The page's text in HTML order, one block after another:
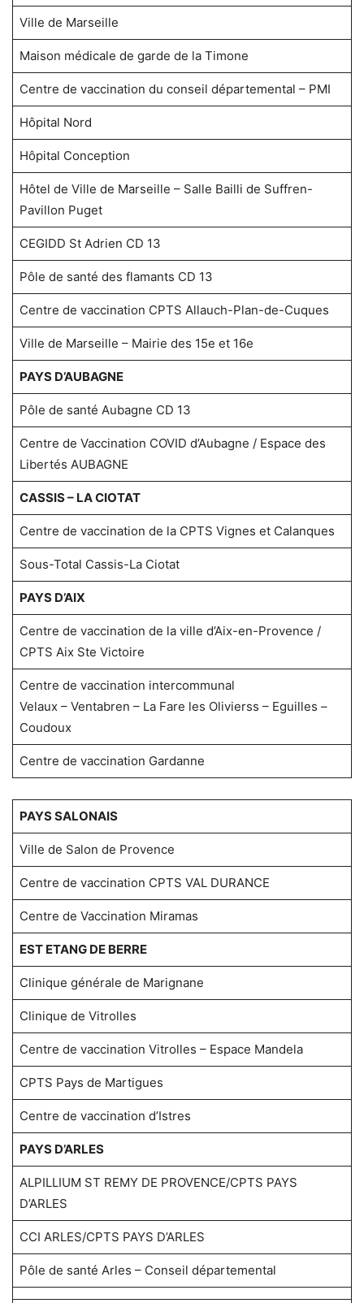
Ville de Marseille
Maison médicale de garde de la Timone
Centre de vaccination du conseil départemental – PMI
Hôpital Nord
Hôpital Conception
Hôtel de Ville de Marseille – Salle Bailli de Suffren-
Pavillon Puget
CEGIDD St Adrien CD 13
Pôle de santé des flamants CD 13
Centre de vaccination CPTS Allauch-Plan-de-Cuques
Ville de Marseille – Mairie des 15e et 16e
PAYS D’AUBAGNE
Pôle de santé Aubagne CD 13
Centre de Vaccination COVID d’Aubagne / Espace des
Libertés AUBAGNE
CASSIS – LA CIOTAT
Centre de vaccination de la CPTS Vignes et Calanques
Sous-Total Cassis-La Ciotat
PAYS D’AIX
Centre de vaccination de la ville d’Aix-en-Provence /
CPTS Aix Ste Victoire
Centre de vaccination intercommunal
Velaux – Ventabren – La Fare les Olivierss – Eguilles –
Coudoux
Centre de vaccination Gardanne
PAYS SALONAIS
Ville de Salon de Provence
Centre de vaccination CPTS VAL DURANCE
Centre de Vaccination Miramas
EST ETANG DE BERRE
Clinique générale de Marignane
Clinique de Vitrolles
Centre de vaccination Vitrolles – Espace Mandela
CPTS Pays de Martigues
Centre de vaccination d’Istres
PAYS D’ARLES
ALPILLIUM ST REMY DE PROVENCE/CPTS PAYS
D’ARLES
CCI ARLES/CPTS PAYS D’ARLES
Pôle de santé Arles – Conseil départemental